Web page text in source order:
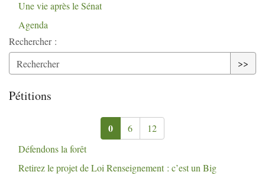
Une vie après le Sénat
Agenda
Rechercher :
>>
Pétitions
0 6
12
Défendons la forêt
Retirez le projet de Loi Renseignement : c’est un Big